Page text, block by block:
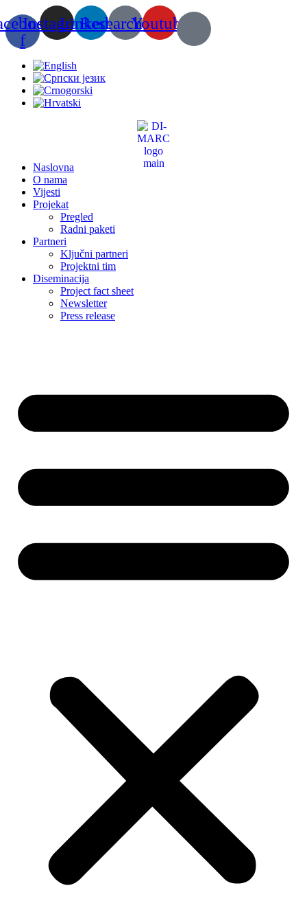
to
content
f
InstagramLinkedin
Researchgate
Youtube
Naslovna
O nama
Vijesti
Projekat
Pregled
Radni paketi
Partneri
Ključni partneri
Projektni tim
Diseminacija
Project fact sheet
Newsletter
Press release